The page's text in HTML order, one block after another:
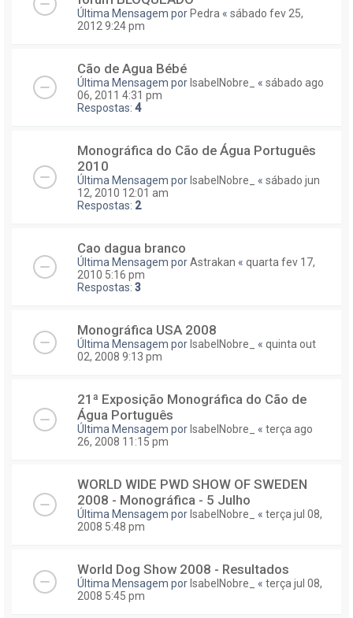
Última Mensagem por Pedra « sábado fev 25,
2012 9:24 pm
Cão de Agua Bébé
Última Mensagem por IsabelNobre_ « sábado ago
06, 2011 4:31 pm
Respostas: 4
Monográfica do Cão de Água Português
2010
Última Mensagem por IsabelNobre_ « sábado jun
12, 2010 12:01 am
Respostas: 2
Cao dagua branco
Última Mensagem porAstrakan « quarta fev 17,
2010 5:16 pm
Respostas: 3
Monográfica USA 2008
Última Mensagem por IsabelNobre_ « quinta out
02, 2008 9:13 pm
21ª Exposição Monográfica do Cão de
Água Português
Última Mensagem por IsabelNobre_ « terça ago
26, 2008 11:15 pm
WORLD WIDE PWD SHOW OF SWEDEN
2008 - Monográfica - 5 Julho
Última Mensagem por IsabelNobre_ « terça jul 08,
2008 5:48 pm
World Dog Show 2008 - Resultados
Última Mensagem por IsabelNobre_ « terça jul 08,
2008 5:45 pm